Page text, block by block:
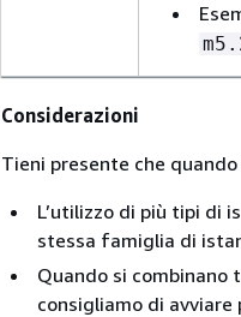
Considerazioni
Tieni presente che
L’utilizzo di più tipi di
stessa famiglia di
Quando si combinano
consigliamo di